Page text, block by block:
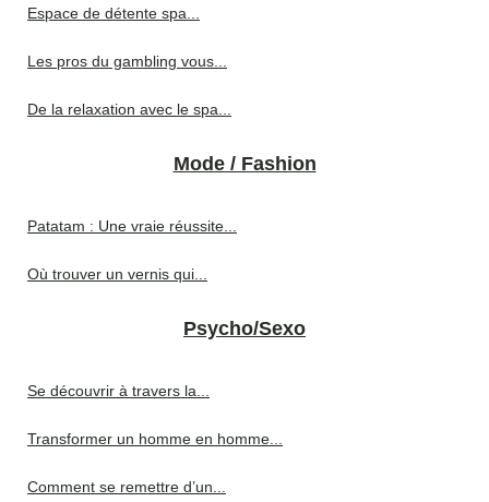
Espace de détente spa...
Les pros du gambling vous...
De la relaxation avec le spa...
Mode / Fashion
Patatam : Une vraie réussite...
Où trouver un vernis qui...
Psycho/Sexo
Se découvrir à travers la...
Transformer un homme en homme...
Comment se remettre d’un...